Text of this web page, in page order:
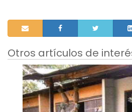
Otros artículos de